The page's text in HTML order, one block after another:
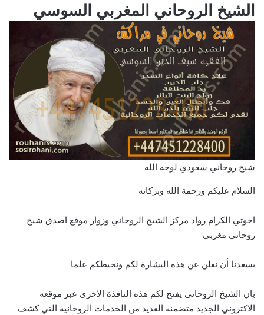
الشيخ الروحاني المغربي السوسي
شيخ روحاني سعودي لوجه الله
السلام عليكم ورحمة الله وبركاته
اخوتي الكرام رواد مركز الشيخ الروحاني وزوار موقع اصدق شيخ
روحاني مغربي
يسعدنا أن نعلن عن هذه البشارة لكم ونحيطكم علما
بان الشيخ الروحاني يفتح لكم هذه النافذة الاخرى عبر موقعه
الاكتروني الجديد متضمنة العديد من الخدمات الروحانية التي كشف